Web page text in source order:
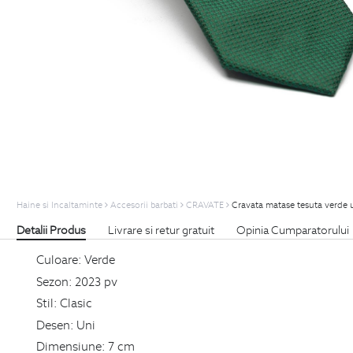
Haine si Incaltaminte Accesorii barbati CRAVATE Cravata matase tesuta verde
Detalii Produs Livrare si retur gratuit Opinia Cumparatorului
Culoare: Verde
Sezon: 2023 pv
Stil: Clasic
Desen: Uni
Dimensiune: 7 cm